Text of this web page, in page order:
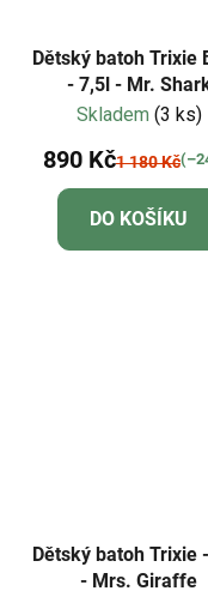
Dětský batoh Trixie
- 7,5l - Mr.
Skladem (3 ks)
890 Kč1 180 Kč
DO KOŠÍKU
Dětský batoh Trixie
- Mrs. Giraffe